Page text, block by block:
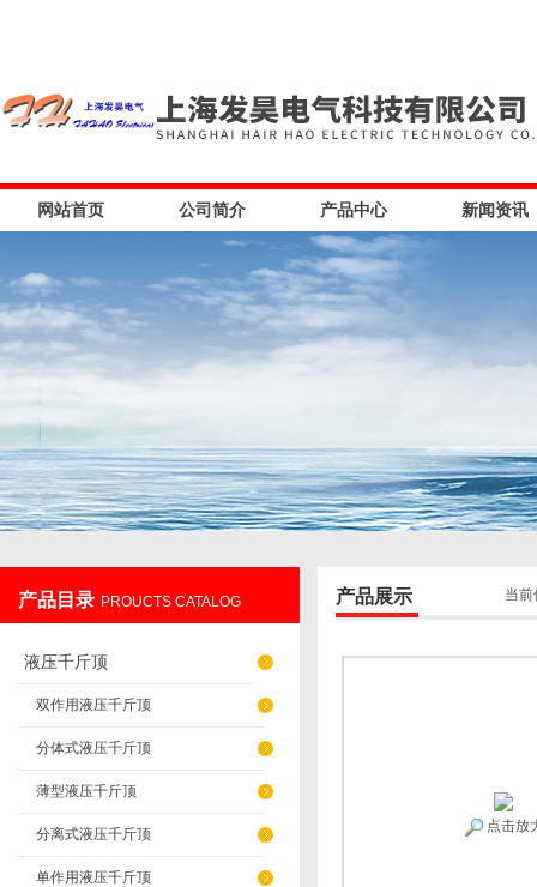
网站首页 公司简介 产品中心 新闻资讯
产品目录 PROUCTS CATALOG
液压千斤顶
双作用液压千斤顶
分体式液压千斤顶
薄型液压千斤顶
分离式液压千斤顶
单作用液压千斤顶
当前
产品展示
点击放